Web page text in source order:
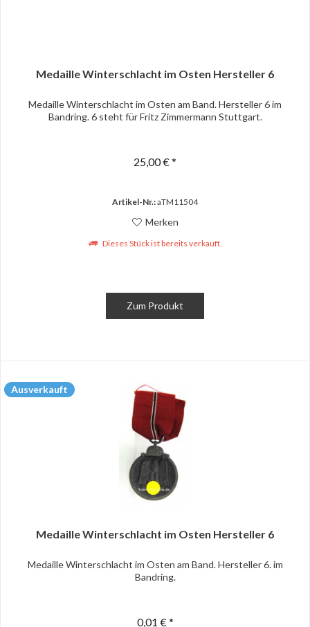
Medaille Winterschlacht im Osten Hersteller 6
Medaille Winterschlacht im Osten am Band. Hersteller 6 im
Bandring. 6 steht für Fritz Zimmermann Stuttgart.
25,00 € *
Artikel-Nr.:aTM11504
Merken
Dieses Stück ist bereits verkauft.
Zum Produkt
Ausverkauft
Medaille Winterschlacht im Osten Hersteller 6
Medaille Winterschlacht im Osten am Band. Hersteller 6. im
Bandring.
0,01 € *